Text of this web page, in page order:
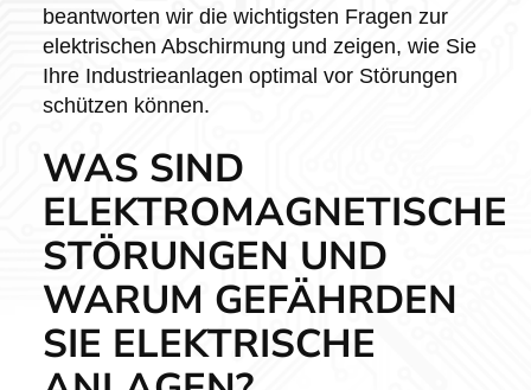
beantworten wir die wichtigsten Fragen zur
elektrischen Abschirmung und zeigen, wie Sie
Ihre Industrieanlagen optimal vor Störungen
schützen können.
WAS SIND
ELEKTROMAGNETISCHE
STÖRUNGEN UND
WARUM GEFÄHRDEN
SIE ELEKTRISCHE